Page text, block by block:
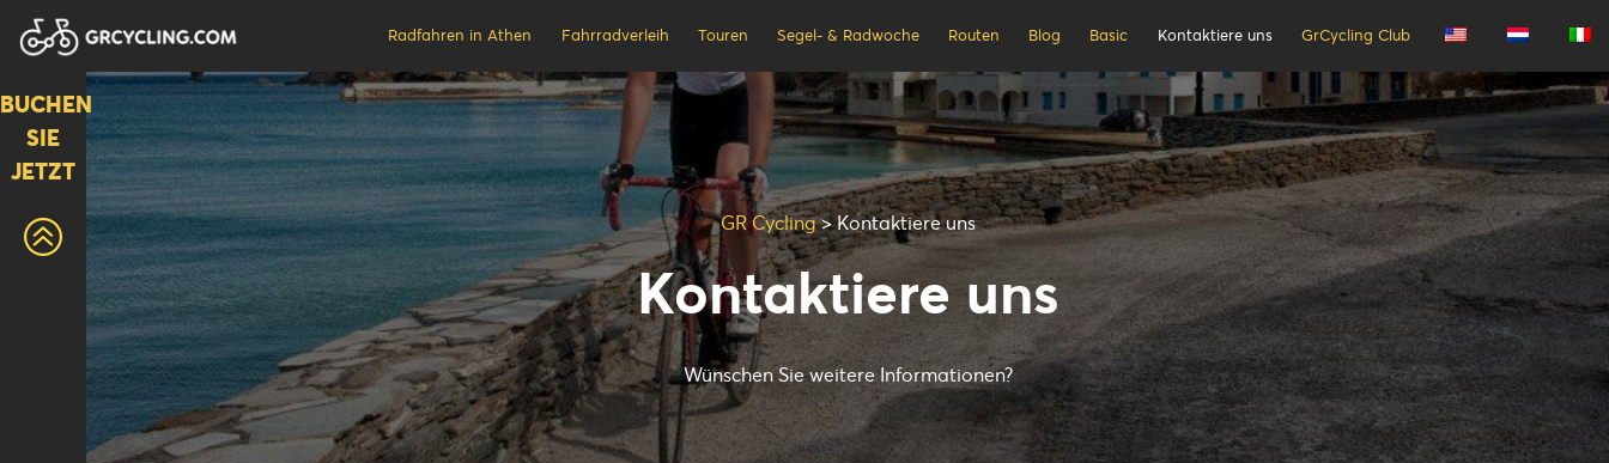
Radfahren in Athen Fahrradverleih Touren Segel- & Radwoche Routen Blog Basic Kontaktiere uns GrCycling Club
BUCHEN
SIE
JETZT
GR Cycling>Kontaktiere uns
Kontaktiere uns
Wünschen Sie weitere Informationen?